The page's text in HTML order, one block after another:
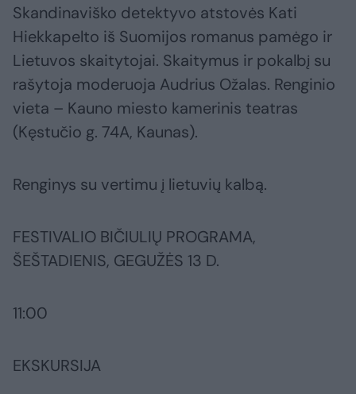
Skandinaviško detektyvo atstovės Kati
Hiekkapelto iš Suomijos romanus pamėgo ir
Lietuvos skaitytojai. Skaitymus ir pokalbį su
rašytoja moderuoja Audrius Ožalas. Renginio
vieta – Kauno miesto kamerinis teatras
(Kęstučio g. 74A, Kaunas).
Renginys su vertimu į lietuvių kalbą.
FESTIVALIO BIČIULIŲ PROGRAMA,
ŠEŠTADIENIS, GEGUŽĖS 13 D.
11:00
EKSKURSIJA